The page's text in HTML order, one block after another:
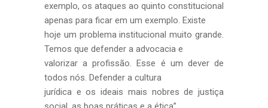
exemplo, os ataques ao quinto constitucional
apenas para ficar em um exemplo. Existe
hoje um problema institucional muito grande.
Temos que defender a advocacia e
valorizar a profissão. Esse é um dever de
todos nós. Defender a cultura
jurídica e os ideais mais nobres de justiça